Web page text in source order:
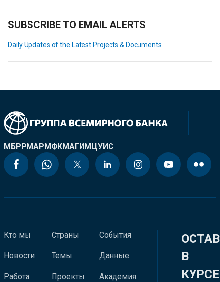
SUBSCRIBE TO EMAIL ALERTS
Daily Updates of the Latest Projects & Documents
МБРРМАРМФКМАГИМЦУИС
Кто мы
Новости
Работа
Страны
Темы
Проекты
События
Данные
Академия
В
КУРСЕ